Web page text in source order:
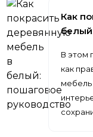
Как
В этом
как
мебель